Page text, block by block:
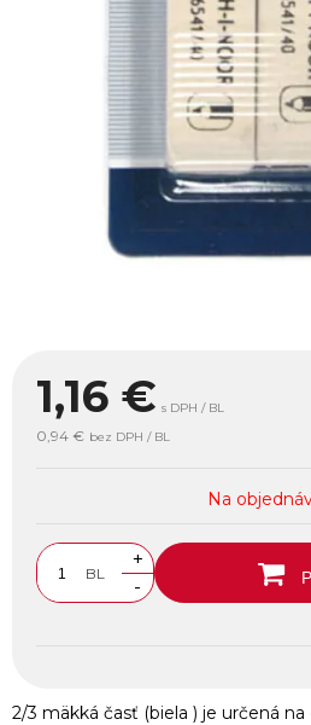
1,16 € s DPH / BL
0,94 € bez DPH / BL
Na
BL
+
-
2/3 mäkká časť (biela ) je určená